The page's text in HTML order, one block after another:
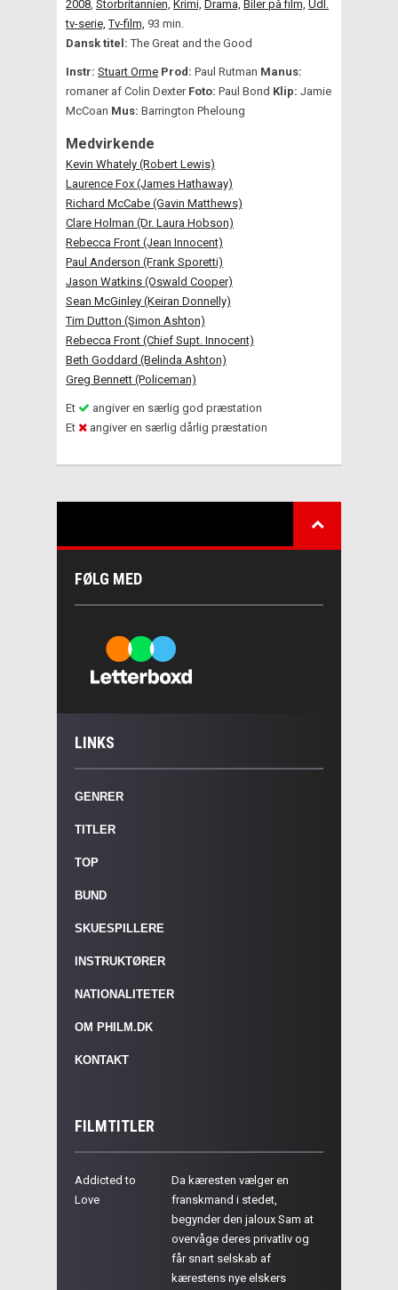
2008 Storbritannien, Krimi, Drama, Biler på film, Udl.
tv-serie, Tv-film, 93 min.
Dansk titel:The Great and the Good
Instr: Stuart Orme Prod: Paul Rutman Manus:
romaner af Colin Dexter Foto: Paul Bond Klip: Jamie
McCoan Mus: Barrington Pheloung
Medvirkende
Kevin Whately (Robert Lewis)
Laurence Fox (James Hathaway)
Richard McCabe (Gavin Matthews)
Clare Holman (Dr. Laura Hobson)
Rebecca Front (Jean Innocent)
Paul Anderson (Frank Sporetti)
Jason Watkins (Oswald Cooper)
Sean McGinley (Keiran Donnelly)
Tim Dutton (Simon Ashton)
Rebecca Front (Chief Supt. Innocent)
Beth Goddard (Belinda Ashton)
Greg Bennett (Policeman)
Et
angiver en særlig god præstation
Et
angiver en særlig dårlig præstation
FØLG MED
LINKS
GENRER
TITLER
TOP
BUND
SKUESPILLERE
INSTRUKTØRER
NATIONALITETER
OM PHILM.DK
KONTAKT
FILMTITLER
Addicted to
Love
Da kæresten vælger en
franskmand i stedet,
begynder den jaloux Sam at
overvåge deres privatliv og
får snart selskab af
kærestens nye elskers